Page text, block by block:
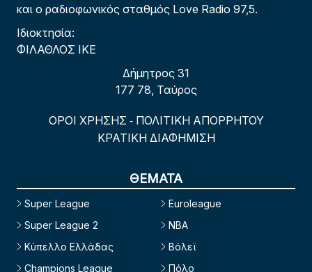
και ο ραδιοφωνικός σταθμός Love Radio 97,5.
Ιδιοκτησία:
ΦΙΛΑΘΛΟΣ ΙΚΕ
Δήμητρος 31
177 78, Ταύρος
ΟΡΟΙ ΧΡΗΣΗΣ - ΠΟΛΙΤΙΚΗ ΑΠΟΡΡΗΤΟΥ
ΚΡΑΤΙΚΗ ΔΙΑΦΗΜΙΣΗ
ΘΕΜΑΤΑ
Super League
Super League 2
Κύπελλο Ελλάδας
Champions League
Euroleague
NBA
Βόλεϊ
Πόλο